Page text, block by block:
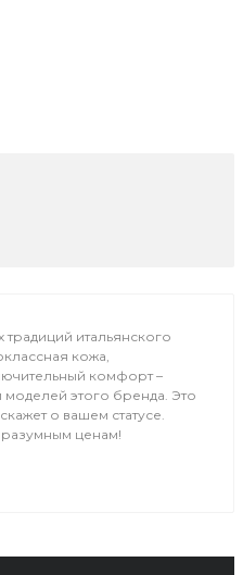
традиций итальянского
кожа,
комфорт –
этого бренда. Это
о вашем статусе.
ценам!